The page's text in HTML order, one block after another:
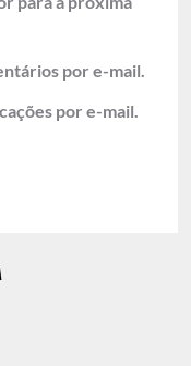
por e-mail.
por e-mail.